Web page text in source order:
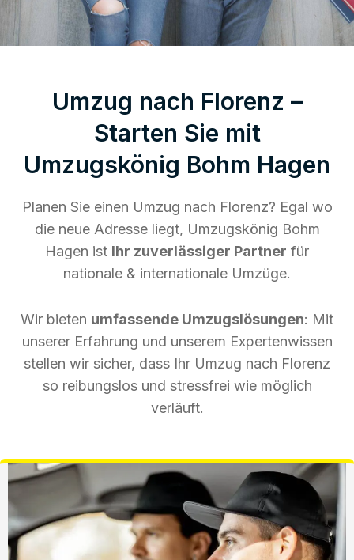
Umzug nach Florenz –
Starten Sie mit
Umzugskönig Bohm Hagen
Planen Sie einen Umzug nach Florenz? Egal wo
die neue Adresse liegt, Umzugskönig Bohm
Hagen ist Ihr zuverlässiger Partner für
nationale & internationale Umzüge.
Wir bieten umfassende Umzugslösungen: Mit
unserer Erfahrung und unserem Expertenwissen
stellen wir sicher, dass Ihr Umzug nach Florenz
so reibungslos und stressfrei wie möglich
verläuft.